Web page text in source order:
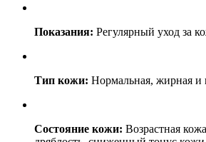
Показания: Регулярный уход за
Тип кожи: Нормальная, жирная и
Состояние кожи: Возрастная